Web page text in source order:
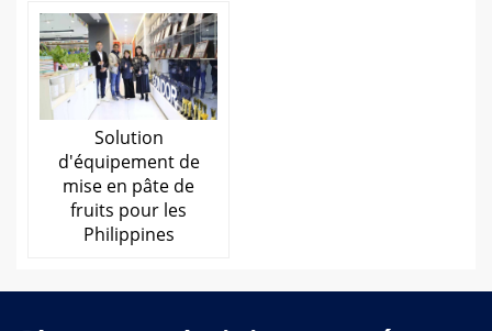
Solution
d'équipement de
mise en pâte de
fruits pour les
Philippines